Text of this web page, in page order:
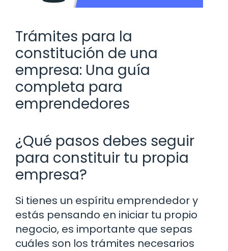
Trámites para la
constitución de una
empresa: Una guía
completa para
emprendedores
¿Qué pasos debes seguir
para constituir tu propia
empresa?
Si tienes un espíritu emprendedor y
estás pensando en iniciar tu propio
negocio, es importante que sepas
cuáles son los trámites necesarios